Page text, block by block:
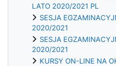
LATO 2020/2021 PL
SESJA
2020/2021
SESJA
2020/2021
KURSY ON-LINE NA